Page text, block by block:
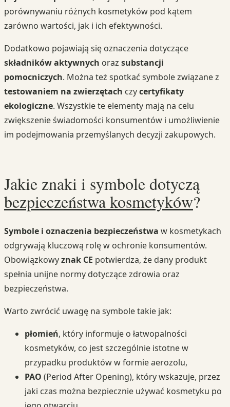
porównywaniu różnych kosmetyków pod kątem
zarówno wartości, jak i ich efektywności.
Dodatkowo pojawiają się oznaczenia dotyczące
składników aktywnych oraz substancji
pomocniczych. Można też spotkać symbole związane z
testowaniem na zwierzętach czycertyfikaty
ekologiczne. Wszystkie te elementy mają na celu
zwiększenie świadomości konsumentów i umożliwienie
im podejmowania przemyślanych decyzji zakupowych.
Jakie znaki i symbole dotyczą
bezpieczeństwa kosmetyków?
Symbole i oznaczenia bezpieczeństwa w kosmetykach
odgrywają kluczową rolę w ochronie konsumentów.
Obowiązkowyznak CE potwierdza, że dany produkt
spełnia unijne normy dotyczące zdrowia oraz
bezpieczeństwa.
Warto zwrócić uwagę na symbole takie jak:
płomień, który informuje o łatwopalności
kosmetyków, co jest szczególnie istotne w
przypadku produktów w formie aerozolu,
PAO (Period After Opening), który wskazuje, przez
jaki czas można bezpiecznie używać kosmetyku po